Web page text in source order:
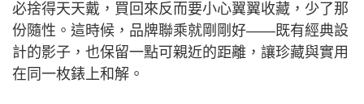
必捨得天天戴，買回來反而要小心翼翼收藏，少了那
份隨性。這時候，品牌聯乘就剛剛好——既有經典設
計的影子，也保留一點可親近的距離，讓珍藏與實用
在同一枚錶上和解。